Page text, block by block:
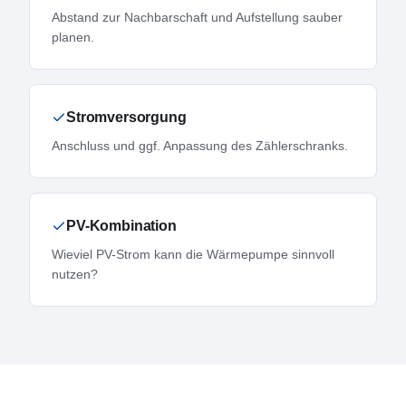
Abstand zur Nachbarschaft und Aufstellung sauber
planen.
Stromversorgung
Anschluss und ggf. Anpassung des Zählerschranks.
PV-Kombination
Wieviel PV-Strom kann die Wärmepumpe sinnvoll
nutzen?